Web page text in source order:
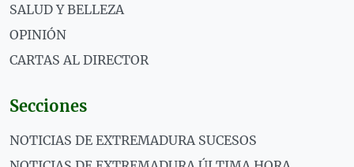
SALUD Y BELLEZA
OPINIÓN
CARTAS AL DIRECTOR
Secciones
NOTICIAS DE EXTREMADURA SUCESOS